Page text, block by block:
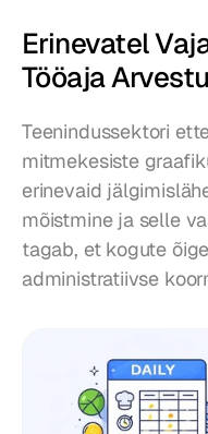
Erinevatel
Tööaja
Teenindussektori
mitmekesiste
erinevaid
mõistmine ja selle
tagab, et kogute
administratiivse